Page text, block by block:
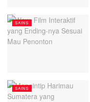
SAINS
SAINS